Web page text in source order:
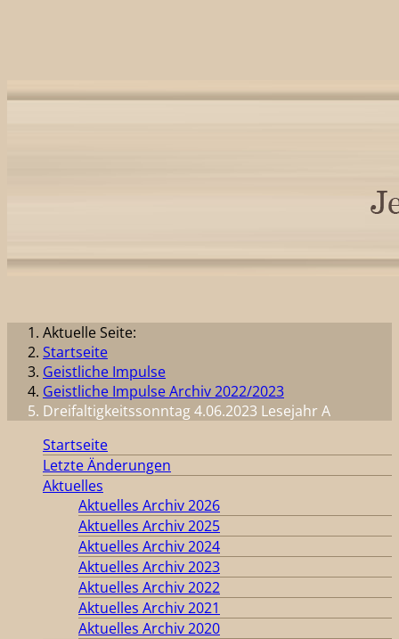
Aktuelle Seite:
Startseite
Geistliche Impulse
Geistliche Impulse Archiv 2022/2023
Dreifaltigkeitssonntag 4.06.2023 Lesejahr A
Startseite
Letzte Änderungen
Aktuelles
Aktuelles Archiv 2026
Aktuelles Archiv 2025
Aktuelles Archiv 2024
Aktuelles Archiv 2023
Aktuelles Archiv 2022
Aktuelles Archiv 2021
Aktuelles Archiv 2020